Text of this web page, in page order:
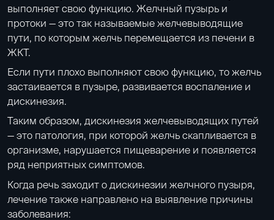
выполняет свою функцию. Желчный пузырь и
протоки — это так называемые желчевыводящие
пути, по которым желчь перемещается из печени в
ЖКТ.
Если пути плохо выполняют свою функцию, то желчь
застаивается в пузыре, развивается воспаление и
дискинезия.
Таким образом, дискинезия желчевыводящих путей
— это патология, при которой желчь скапливается в
организме, нарушается пищеварение и появляется
ряд неприятных симптомов.
Когда речь заходит о дискинезии желчного пузыря,
лечение также направлено на выявление причины
заболевания: